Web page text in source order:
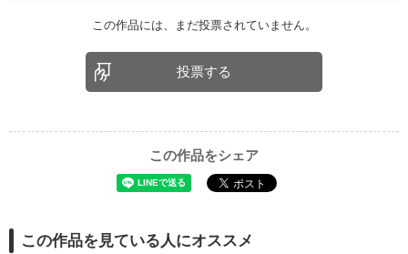
この作品には、まだ投票されていません。
投票する
この作品をシェア
この作品を見ている人にオススメ